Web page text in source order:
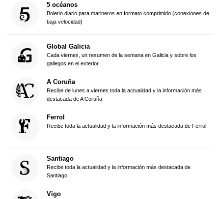
5 océanos
Boletín diario para marineros en formato comprimido (conexiones de
baja velocidad)
Global Galicia
Cada viernes, un resumen de la semana en Galicia y sobre los
gallegos en el exterior
A Coruña
Recibe de lunes a viernes toda la actualidad y la información más
destacada de A Coruña
Ferrol
Recibe toda la actualidad y la información más destacada de Ferrol
Santiago
Recibe toda la actualidad y la información más destacada de
Santiago
Vigo